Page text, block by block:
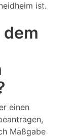
ist.
einen
Maßgabe